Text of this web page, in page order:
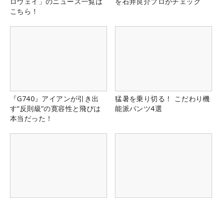
こちら！
『G740』アイアンが引き出
す“反則級”の寛容性と飛びは
本当だった！
猛暑を乗り切る！ こだわり機
能派パンツ4選